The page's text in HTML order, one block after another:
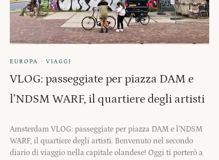
EUROPA · VIAGGI
VLOG: passeggiate per piazza DAM e
l’NDSM WARF, il quartiere degli artisti
Amsterdam VLOG: passeggiate per piazza DAM e l’NDSM
WARF, il quartiere degli artisti. Benvenuto nel secondo
diario di viaggio nella capitale olandese! Oggi ti porterò a